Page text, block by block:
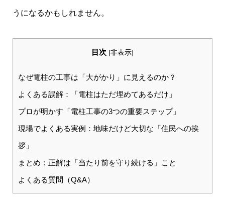
うになるかもしれません。
目次 [非表示]
なぜ電柱の工事は「大がかり」に見えるのか？
よくある誤解：「電柱はただ埋めてあるだけ」
プロが明かす「電柱工事の3つの重要ステップ」
現場でよくある実例：地味だけど大切な「住民への挨
拶」
まとめ：正解は「当たり前を守り続ける」こと
よくある質問（Q&A）